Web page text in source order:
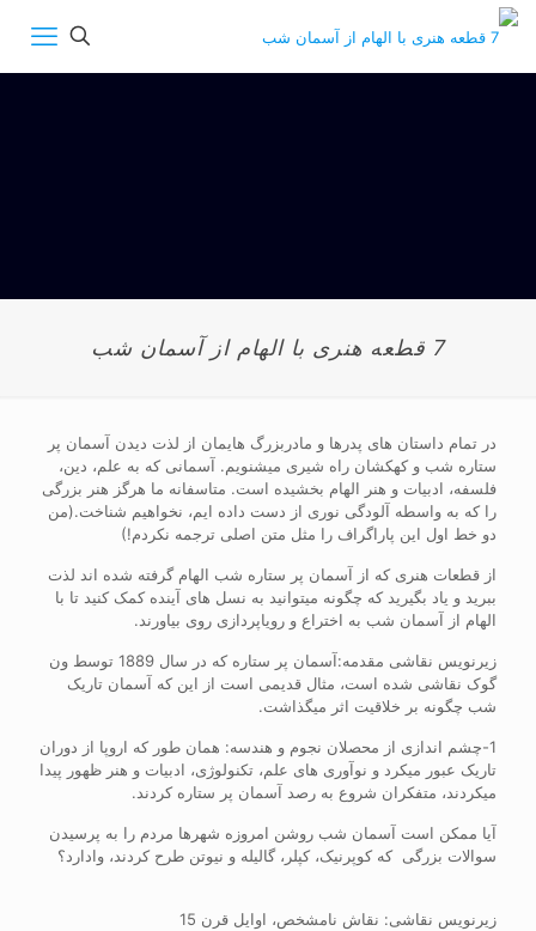
7 قطعه هنری با الهام از آسمان شب
در تمام داستان های پدرها و مادربزرگ هایمان از لذت دیدن آسمان پر
ستاره شب و کهکشان راه شیری میشنویم. آسمانی که به علم، دین،
فلسفه، ادبیات و هنر الهام بخشیده است. متاسفانه ما هرگز هنر بزرگی
را که به واسطه آلودگی نوری از دست داده ایم، نخواهیم شناخت.(من
دو خط اول این پاراگراف را مثل متن اصلی ترجمه نکردم!)
از قطعات هنری که از آسمان پر ستاره شب الهام گرفته شده اند لذت
ببرید و یاد بگیرید که چگونه میتوانید به نسل های آینده کمک کنید تا با
الهام از آسمان شب به اختراع و رویاپردازی روی بیاورند.
زیرنویس نقاشی مقدمه:آسمان پر ستاره که در سال 1889 توسط ون
گوک نقاشی شده است، مثال قدیمی است از این که آسمان تاریک
شب چگونه بر خلاقیت اثر میگذاشت.
1-چشم اندازی از محصلان نجوم و هندسه: همان طور که اروپا از دوران
تاریک عبور میکرد و نوآوری های علم، تکنولوژی، ادبیات و هنر ظهور پیدا
میکردند، متفکران شروع به رصد آسمان پر ستاره کردند.
آیا ممکن است آسمان شب روشن امروزه شهرها مردم را به پرسیدن
سوالات بزرگی که کوپرنیک، کپلر، گالیله و نیوتن طرح کردند، وادارد؟
زیرنویس نقاشی: نقاش نامشخص، اوایل قرن 15